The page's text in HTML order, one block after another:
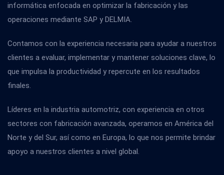
informática enfocada en optimizar la fabricación y las
operaciones mediante SAP y DELMIA.
Contamos con la experiencia necesaria para ayudar a nuestros
clientes a evaluar, implementar y mantener soluciones clave, lo
que impulsa la productividad y repercute en los resultados
finales.
Líderes en la industria automotriz, con experiencia en otros
sectores con fabricación avanzada, operamos en América del
Norte y del Sur, así como en Europa, lo que nos permite brindar
apoyo a nuestros clientes a nivel global.